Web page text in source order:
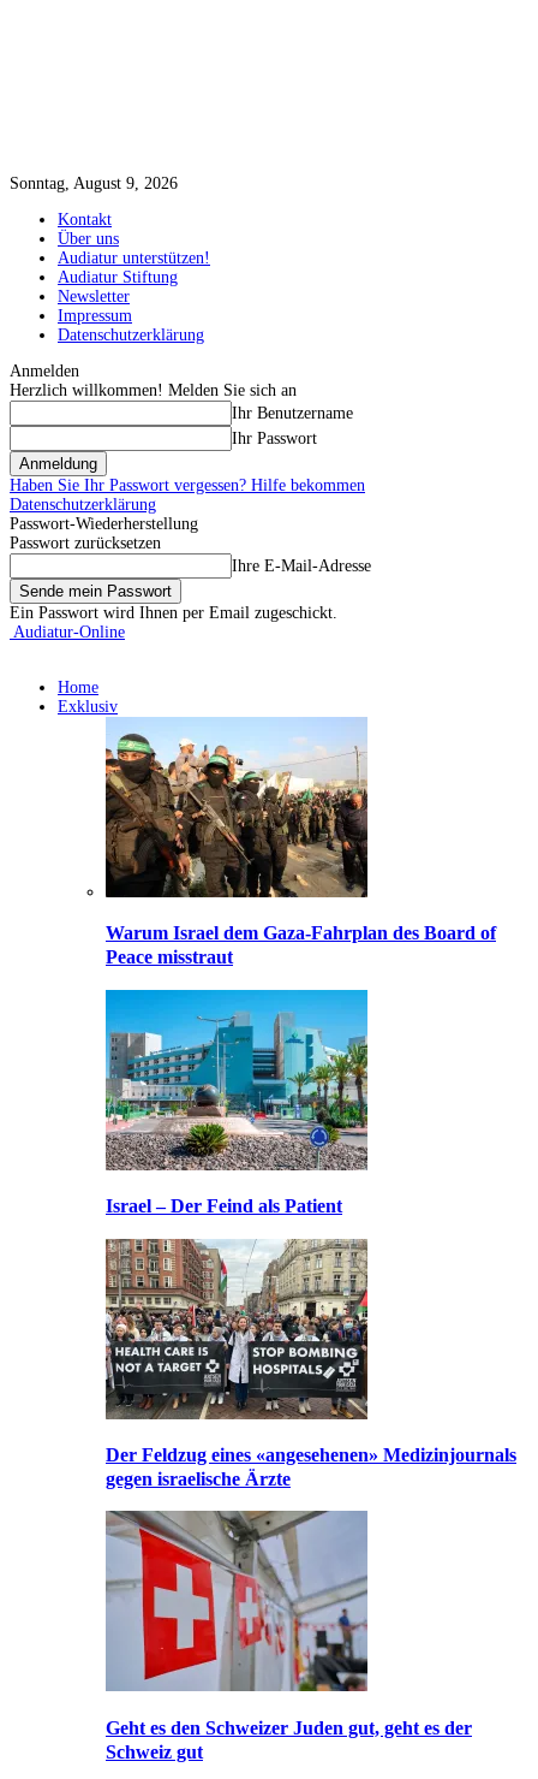
Sonntag, August 9, 2026
Kontakt
Über uns
Audiatur unterstützen!
Audiatur Stiftung
Newsletter
Impressum
Datenschutzerklärung
Anmelden
Herzlich willkommen! Melden Sie sich an
Ihr Benutzername
Ihr Passwort
Haben Sie Ihr Passwort vergessen? Hilfe bekommen
Datenschutzerklärung
Passwort-Wiederherstellung
Passwort zurücksetzen
Ihre E-Mail-Adresse
Ein Passwort wird Ihnen per Email zugeschickt.
Audiatur-Online
Home
Exklusiv
Warum Israel dem Gaza-Fahrplan des Board of
Peace misstraut
Israel – Der Feind als Patient
Der Feldzug eines «angesehenen» Medizinjournals
gegen israelische Ärzte
Geht es den Schweizer Juden gut, geht es der
Schweiz gut